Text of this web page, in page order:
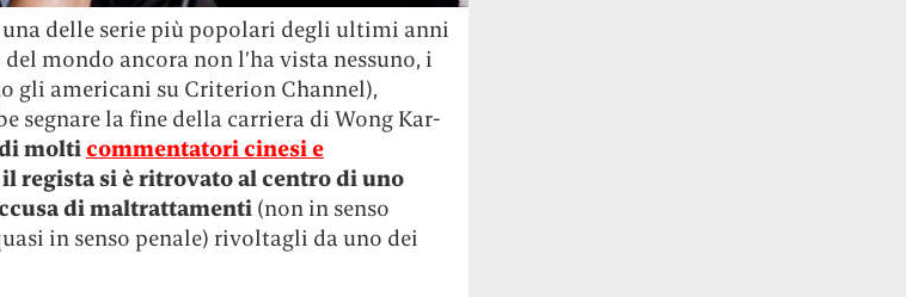
delle serie più popolari degli ultimi anni
mondo ancora non l’ha vista nessuno, i
gli americani su Criterion Channel),
segnare la fine della carriera di Wong Kar-
di molticommentatori cinesi e
regista si è ritrovato al centro di uno
di maltrattamenti(non in senso
in senso penale) rivoltagli da uno dei